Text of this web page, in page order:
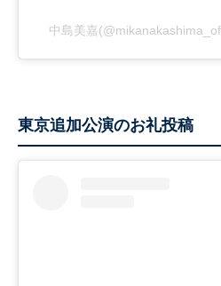
中島美嘉
東京追加公演のお礼投稿